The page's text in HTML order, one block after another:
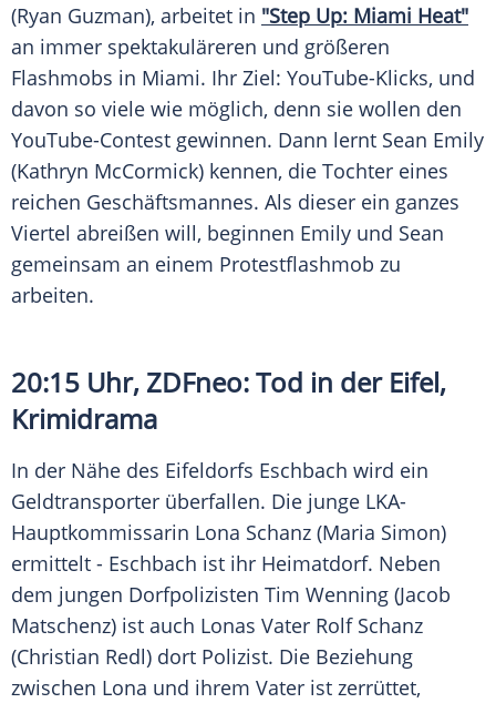
(Ryan Guzman), arbeitet in "Step Up: Miami Heat"
an immer spektakuläreren und größeren
Flashmobs in Miami. Ihr Ziel: YouTube-Klicks, und
davon so viele wie möglich, denn sie wollen den
YouTube-Contest gewinnen. Dann lernt Sean Emily
(Kathryn McCormick) kennen, die Tochter eines
reichen Geschäftsmannes. Als dieser ein ganzes
Viertel abreißen will, beginnen Emily und Sean
gemeinsam an einem Protestflashmob zu
arbeiten.
20:15 Uhr, ZDFneo: Tod in der Eifel,
Krimidrama
In der Nähe des Eifeldorfs Eschbach wird ein
Geldtransporter überfallen. Die junge LKA-
Hauptkommissarin Lona Schanz (Maria Simon)
ermittelt - Eschbach ist ihr Heimatdorf. Neben
dem jungen Dorfpolizisten Tim Wenning (Jacob
Matschenz) ist auch Lonas Vater Rolf Schanz
(Christian Redl) dort Polizist. Die Beziehung
zwischen Lona und ihrem Vater ist zerrüttet,